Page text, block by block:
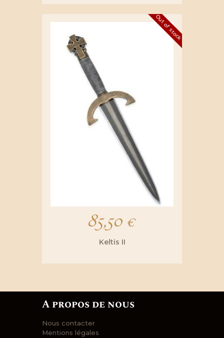
choisies
sur
la
page
du
produit
Out of stock
85,50€
Keltis II
A propos de nous
Nous contacter
Mentions légales